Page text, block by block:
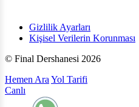
Gizlilik Ayarları
Kişisel Verilerin Korunması
© Final Dershanesi 2026
Hemen Ara Yol Tarifi
Canlı